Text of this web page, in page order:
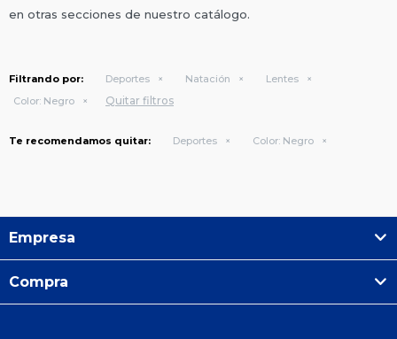
en otras secciones de nuestro catálogo.
Filtrando por: Deportes Natación
Lentes
Color: Negro Quitar filtros
Te recomendamos quitar: Deportes Color: Negro
Empresa
Compra